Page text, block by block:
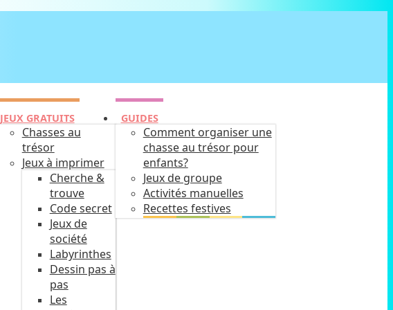
JEUX GRATUITS
Chasses au
trésor
Jeux à imprimer
Cherche &
trouve
Code secret
Jeux de
société
Labyrinthes
Dessin pas à
pas
Les
GUIDES
Comment organiser une
chasse au trésor pour
enfants?
Jeux de groupe
Activités manuelles
Recettes festives